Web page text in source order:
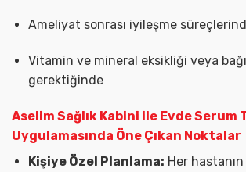
Ameliyat sonrası iyileşme
Vitamin ve mineral eksikliği veya
gerektiğinde
Aselim Sağlık Kabini ile Evde Serum
Uygulamasında Öne Çıkan Noktalar
Kişiye Özel Planlama: Her